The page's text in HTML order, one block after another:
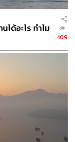
2026/3/20/i
strikes-if-ene
interactive/20
Arab Emirates
ด้อะไร ทำไม
409